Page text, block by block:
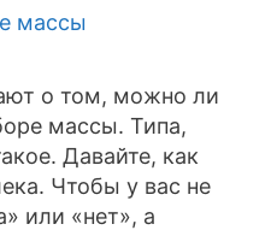
о том, можно ли
массы. Типа,
Давайте, как
Чтобы у вас не
или «нет», а